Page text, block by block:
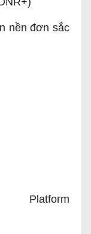
nền đơn sắc
Platform